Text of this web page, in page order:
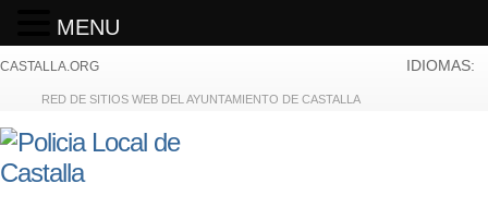
CASTALLA.ORG
RED DE SITIOS WEB DEL AYUNTAMIENTO DE CASTALLA
IDIOMAS:
MENU